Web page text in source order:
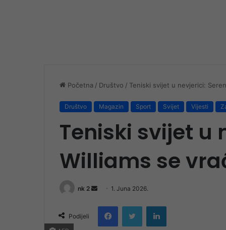
Početna / Društvo / Teniski svijet u nevjerici:
Društvo Magazin Sport Svijet Vijesti
Teniski svijet u
Williams se
nk 2
Send
email
1. Juna 2026.
Podijeli
FacebookTwitter LinkedIn